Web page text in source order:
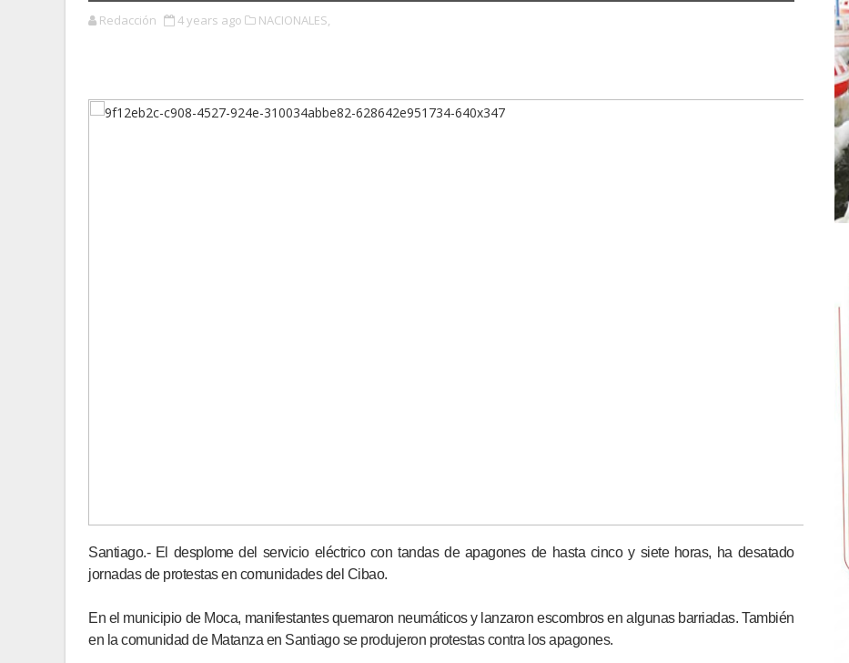
Redacción 4 years ago NACIONALES,
Santiago.- El desplome del servicio eléctrico con tandas de apagones de hasta cinco y siete horas, ha desatado
jornadas de protestas en comunidades del Cibao.
En el municipio de Moca, manifestantes quemaron neumáticos y lanzaron escombros en algunas barriadas. También
en la comunidad de Matanza en Santiago se produjeron protestas contra los apagones.